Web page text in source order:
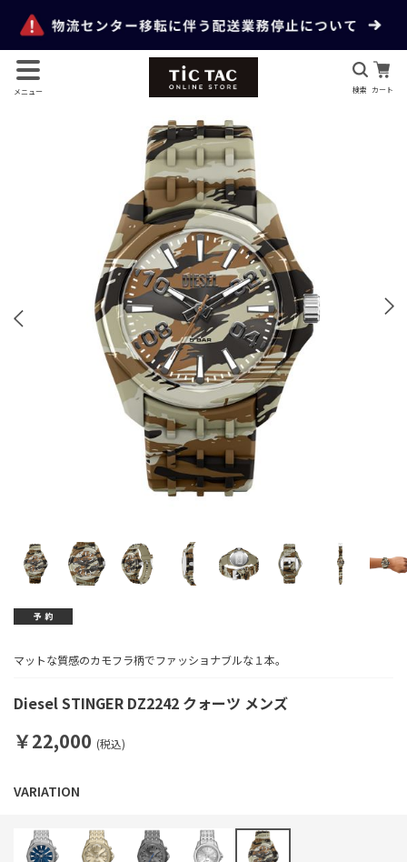
メニュー 検索 カート
Diesel STINGER DZ2242 クォーツ メンズ
マットな質感のカモフラ柄でファッショナブルな１本。
￥22,000 (税込)